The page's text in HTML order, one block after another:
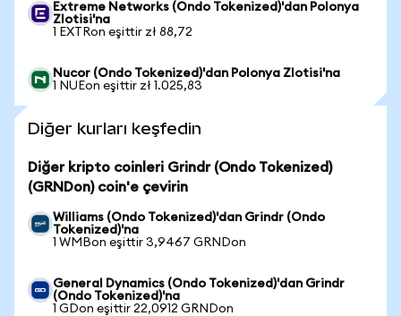
Extreme Networks (Ondo Tokenized)'dan Polonya
Zlotisi'na
1 EXTRon eşittir zł 88,72
Nucor (Ondo Tokenized)'dan Polonya Zlotisi'na
1 NUEon eşittir zł 1.025,83
Diğer kurları keşfedin
Diğer kripto coinleri Grindr (Ondo Tokenized)
(GRNDon) coin'e çevirin
Williams (Ondo Tokenized)'dan Grindr (Ondo
Tokenized)'na
1 WMBon eşittir 3,9467 GRNDon
General Dynamics (Ondo Tokenized)'dan Grindr
(Ondo Tokenized)'na
1 GDon eşittir 22,0912 GRNDon